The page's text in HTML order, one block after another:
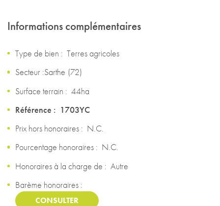
Informations complémentaires
Type de bien : Terres agricoles
Secteur :Sarthe (72)
Surface terrain : 44ha
1703YC
Prix hors honoraires : N.C.
Pourcentage honoraires : N.C.
Honoraires à la charge de : Autre
Barème honoraires :
CONSULTER